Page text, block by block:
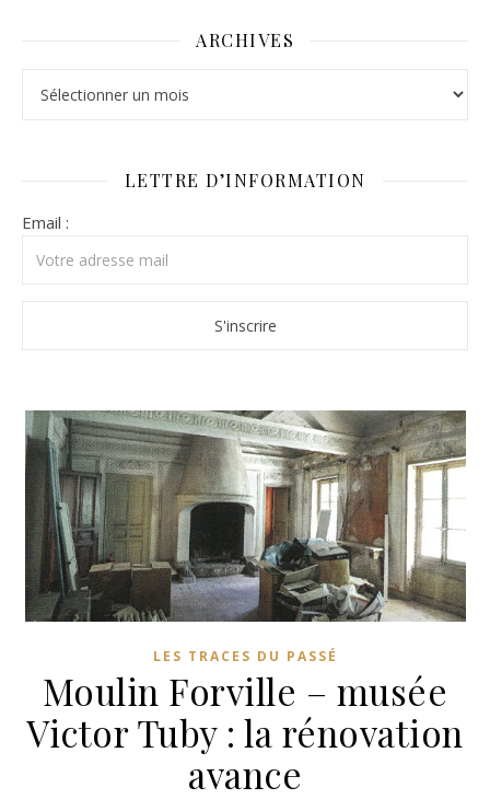
ARCHIVES
LETTRE D’INFORMATION
Email :
LES TRACES DU PASSÉ
Moulin Forville – musée
Victor Tuby : la rénovation
avance